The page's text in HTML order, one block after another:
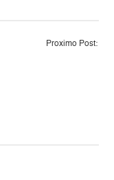
Proximo Post: